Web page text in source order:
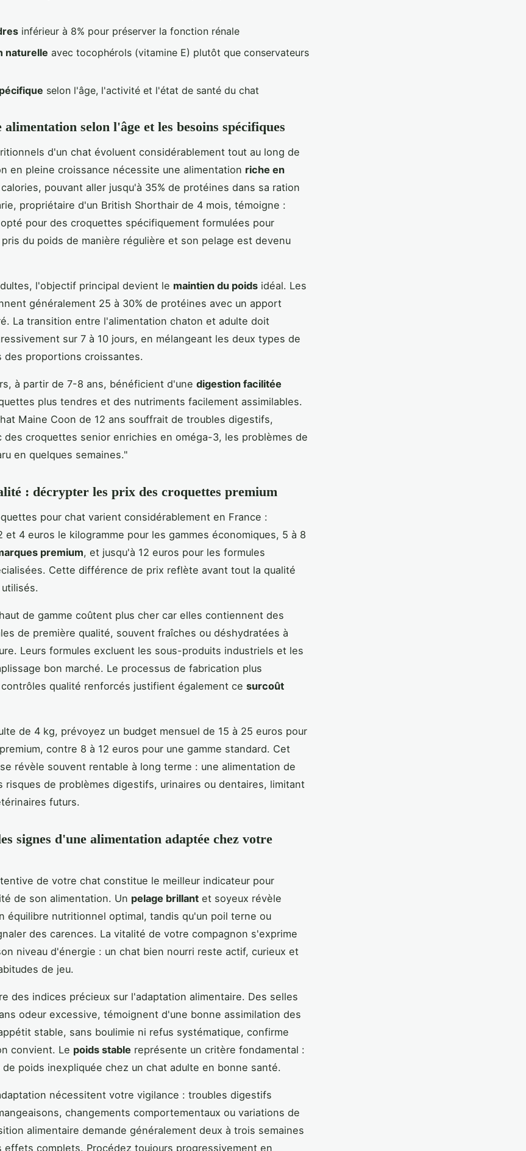
inférieur à 8% pour préserver la fonction rénale
naturelle avec tocophérols (vitamine E) plutôt que conservateurs
selon l'âge, l'activité et l'état de santé du chat
selon l'âge et les besoins spécifiques
d'un chat évoluent considérablement tout au long de
en pleine croissance nécessite une alimentation riche en
pouvant aller jusqu'à 35% de protéines dans sa ration
propriétaire d'un British Shorthair de 4 mois, témoigne :
pour des croquettes spécifiquement formulées pour
du poids de manière régulière et son pelage est devenu
l'objectif principal devient le maintien du poids idéal. Les
généralement 25 à 30% de protéines avec un apport
La transition entre l'alimentation chaton et adulte doit
sur 7 à 10 jours, en mélangeant les deux types de
des proportions croissantes.
à partir de 7-8 ans, bénéficient d'une digestion facilitée
plus tendres et des nutriments facilement assimilables.
Maine Coon de 12 ans souffrait de troubles digestifs,
des croquettes senior enrichies en oméga-3, les problèmes de
en quelques semaines."
: décrypter les prix des croquettes premium
pour chat varient considérablement en France :
et 4 euros le kilogramme pour les gammes économiques, 5 à 8
premium, et jusqu'à 12 euros pour les formules
Cette différence de prix reflète avant tout la qualité
de gamme coûtent plus cher car elles contiennent des
de première qualité, souvent fraîches ou déshydratées à
Leurs formules excluent les sous-produits industriels et les
bon marché. Le processus de fabrication plus
qualité renforcés justifient également ce surcoût
de 4 kg, prévoyez un budget mensuel de 15 à 25 euros pour
contre 8 à 12 euros pour une gamme standard. Cet
révèle souvent rentable à long terme : une alimentation de
risques de problèmes digestifs, urinaires ou dentaires, limitant
futurs.
signes d'une alimentation adaptée chez votre
de votre chat constitue le meilleur indicateur pour
de son alimentation. Un pelage brillant et soyeux révèle
équilibre nutritionnel optimal, tandis qu'un poil terne ou
des carences. La vitalité de votre compagnon s'exprime
niveau d'énergie : un chat bien nourri reste actif, curieux et
de jeu.
des indices précieux sur l'adaptation alimentaire. Des selles
odeur excessive, témoignent d'une bonne assimilation des
stable, sans boulimie ni refus systématique, confirme
convient. Le poids stable représente un critère fondamental :
poids inexpliquée chez un chat adulte en bonne santé.
nécessitent votre vigilance : troubles digestifs
changements comportementaux ou variations de
alimentaire demande généralement deux à trois semaines
effets complets. Procédez toujours progressivement en